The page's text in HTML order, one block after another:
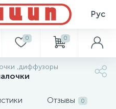
Рус
0 0
,диффузоры
Отзывы 0